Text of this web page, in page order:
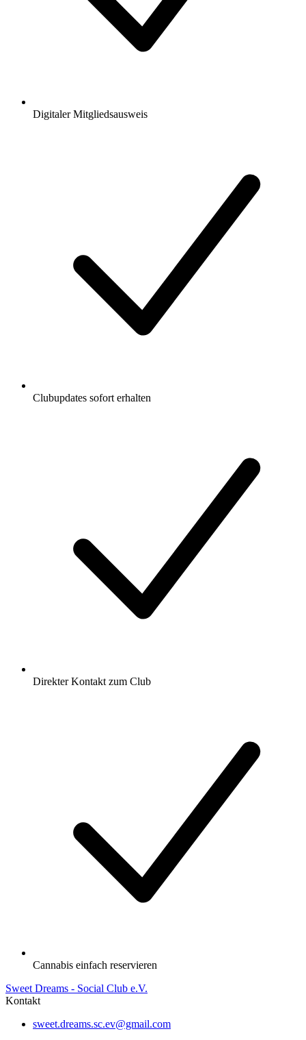
Digitaler Mitgliedsausweis
Clubupdates sofort erhalten
Direkter Kontakt zum Club
Cannabis einfach reservieren
Sweet Dreams - Social Club e.V.
Kontakt
sweet.dreams.sc.ev@gmail.com